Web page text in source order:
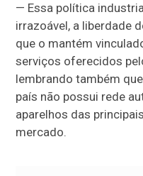
— Essa política
irrazoável, a liberdade
que o mantém
serviços oferecidos
lembrando também
país não possui rede
aparelhos das
mercado.